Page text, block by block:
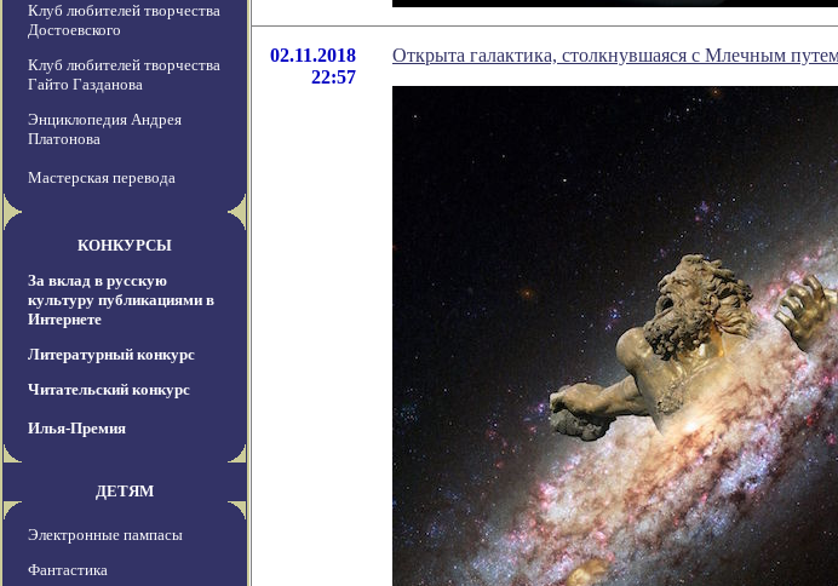
Клуб любителей творчества
Достоевского
Клуб любителей творчества
Гайто Газданова
Энциклопедия Андрея
Платонова
Мастерская перевода
КОНКУРСЫ
За вклад в русскую
культуру публикациями в
Интернете
Литературный конкурс
Читательский конкурс
Илья-Премия
ДЕТЯМ
Электронные пампасы
Фантастика
02.11.2018
22:57
Открыта галактика, столкнувшаяся с Млечным